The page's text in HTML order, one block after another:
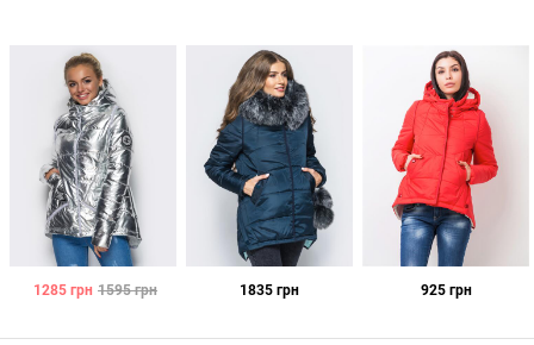
1285 грн 1595 грн 1835 грн 925 грн